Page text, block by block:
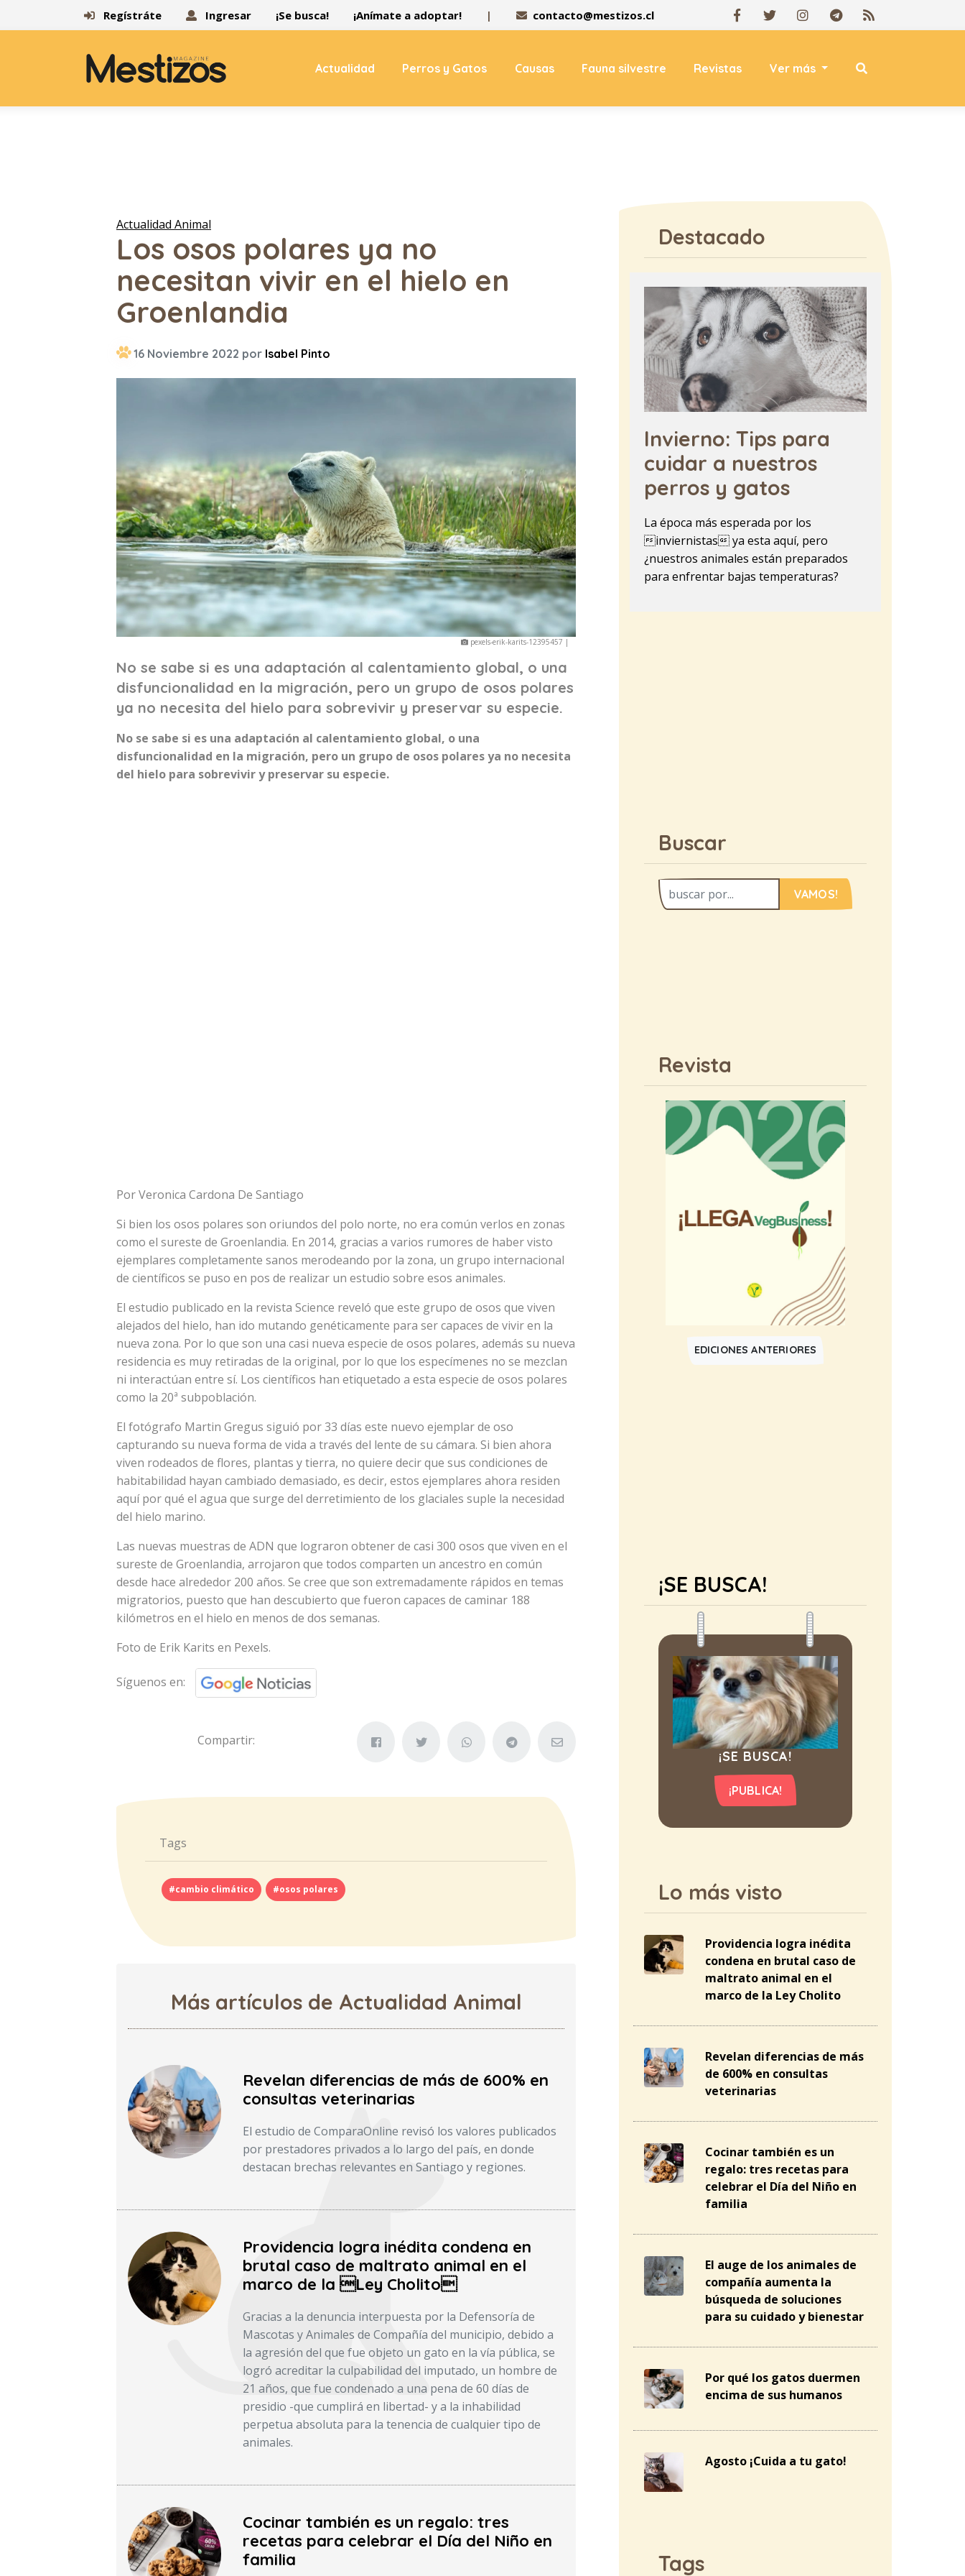
Regístráte Ingresar ¡Se busca! ¡Anímate a adoptar! | contacto@mestizos.cl
Actualidad Perros y Gatos Causas Fauna silvestre Revistas Ver más
Actualidad Animal
Los osos polares ya no
necesitan vivir en el hielo en
Groenlandia
16 Noviembre 2022 por Isabel Pinto
pexels-erik-karits-12395457 |
No se sabe si es una adaptación al calentamiento global, o una
disfuncionalidad en la migración, pero un grupo de osos polares
ya no necesita del hielo para sobrevivir y preservar su especie.
No se sabe si es una adaptación al calentamiento global, o una
disfuncionalidad en la migración, pero un grupo de osos polares ya no necesita
del hielo para sobrevivir y preservar su especie.
Por Veronica Cardona De Santiago
Si bien los osos polares son oriundos del polo norte, no era común verlos en zonas
como el sureste de Groenlandia. En 2014, gracias a varios rumores de haber visto
ejemplares completamente sanos merodeando por la zona, un grupo internacional
de científicos se puso en pos de realizar un estudio sobre esos animales.
El estudio publicado en la revista Science reveló que este grupo de osos que viven
alejados del hielo, han ido mutando genéticamente para ser capaces de vivir en la
nueva zona. Por lo que son una casi nueva especie de osos polares, además su nueva
residencia es muy retiradas de la original, por lo que los especímenes no se mezclan
ni interactúan entre sí. Los científicos han etiquetado a esta especie de osos polares
como la 20ª subpoblación.
El fotógrafo Martin Gregus siguió por 33 días este nuevo ejemplar de oso
capturando su nueva forma de vida a través del lente de su cámara. Si bien ahora
viven rodeados de flores, plantas y tierra, no quiere decir que sus condiciones de
habitabilidad hayan cambiado demasiado, es decir, estos ejemplares ahora residen
aquí por qué el agua que surge del derretimiento de los glaciales suple la necesidad
del hielo marino.
Las nuevas muestras de ADN que lograron obtener de casi 300 osos que viven en el
sureste de Groenlandia, arrojaron que todos comparten un ancestro en común
desde hace alrededor 200 años. Se cree que son extremadamente rápidos en temas
migratorios, puesto que han descubierto que fueron capaces de caminar 188
kilómetros en el hielo en menos de dos semanas.
Foto de Erik Karits en Pexels.
Síguenos en:
Compartir:
Tags
#cambio climático #osos polares
Más artículos de Actualidad Animal
Revelan diferencias de más de 600% en
consultas veterinarias
El estudio de ComparaOnline revisó los valores publicados
por prestadores privados a lo largo del país, en donde
destacan brechas relevantes en Santiago y regiones.
Providencia logra inédita condena en
brutal caso de maltrato animal en el
marco de la Ley Cholito
Gracias a la denuncia interpuesta por la Defensoría de
Mascotas y Animales de Compañía del municipio, debido a
la agresión del que fue objeto un gato en la vía pública, se
logró acreditar la culpabilidad del imputado, un hombre de
21 años, que fue condenado a una pena de 60 días de
presidio -que cumplirá en libertad- y a la inhabilidad
perpetua absoluta para la tenencia de cualquier tipo de
animales.
Cocinar también es un regalo: tres
recetas para celebrar el Día del Niño en
familia
Destacado
Invierno: Tips para
cuidar a nuestros
perros y gatos
La época más esperada por los
inviernistas ya esta aquí, pero
¿nuestros animales están preparados
para enfrentar bajas temperaturas?
Buscar
VAMOS!
Revista
EDICIONES ANTERIORES
¡SE BUSCA!
¡SE BUSCA!
¡PUBLICA!
Lo más visto
Providencia logra inédita
condena en brutal caso de
maltrato animal en el
marco de la Ley Cholito
Revelan diferencias de más
de 600% en consultas
veterinarias
Cocinar también es un
regalo: tres recetas para
celebrar el Día del Niño en
familia
El auge de los animales de
compañía aumenta la
búsqueda de soluciones
para su cuidado y bienestar
Por qué los gatos duermen
encima de sus humanos
Agosto ¡Cuida a tu gato!
Tags